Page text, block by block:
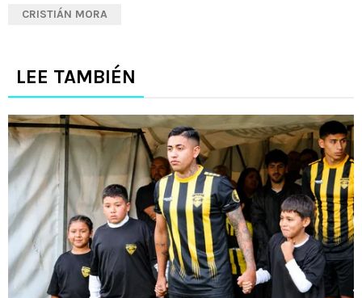
CRISTIÁN MORA
LEE TAMBIÉN